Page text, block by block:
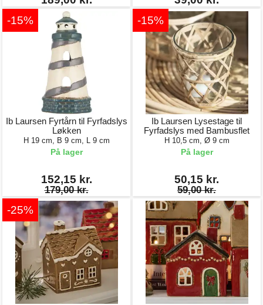
-15%
Ib Laursen Fyrtårn til Fyrfadslys
Løkken
H 19 cm, B 9 cm, L 9 cm
På lager
152,15 kr.
179,00 kr.
-15%
Ib Laursen Lysestage til
Fyrfadslys med Bambusflet
H 10,5 cm, Ø 9 cm
På lager
50,15 kr.
59,00 kr.
-25%